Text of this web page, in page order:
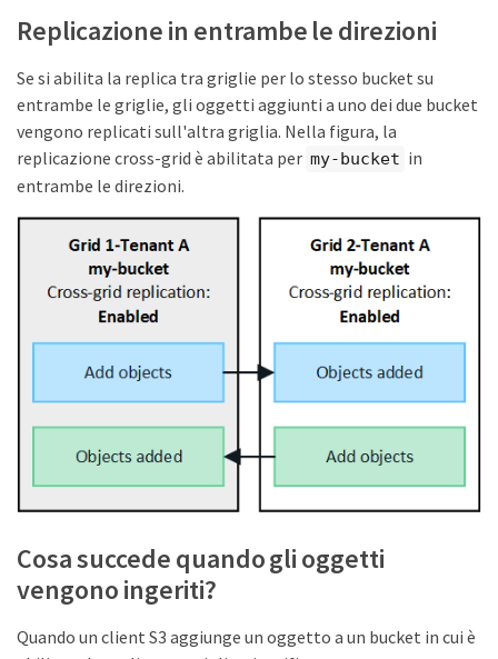
Replicazione in entrambe le direzioni
Se si abilita la replica tra griglie per lo stesso bucket su
entrambe le griglie, gli oggetti aggiunti a uno dei due bucket
vengono replicati sull'altra griglia. Nella figura, la
replicazione cross-grid è abilitata per my-bucket in
entrambe le direzioni.
Cosa succede quando gli oggetti
vengono ingeriti?
Quando un client S3 aggiunge un oggetto a un bucket in cui è